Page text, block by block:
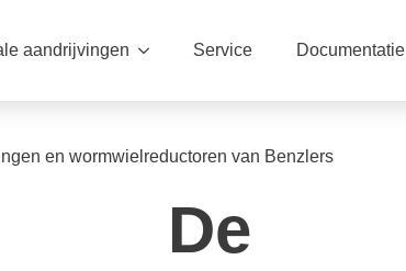
aandrijvingen Service Documentatie
en wormwielreductoren van Benzlers
De